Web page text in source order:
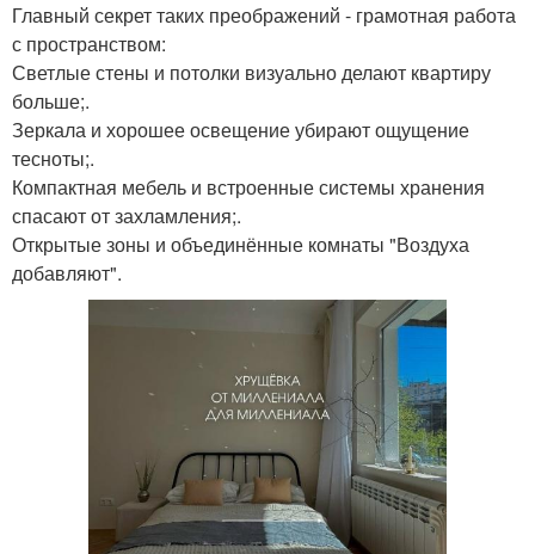
Главный секрет таких преображений - грамотная работа
с пространством:
Светлые стены и потолки визуально делают квартиру
больше;.
Зеркала и хорошее освещение убирают ощущение
тесноты;.
Компактная мебель и встроенные системы хранения
спасают от захламления;.
Открытые зоны и объединённые комнаты "Воздуха
добавляют".